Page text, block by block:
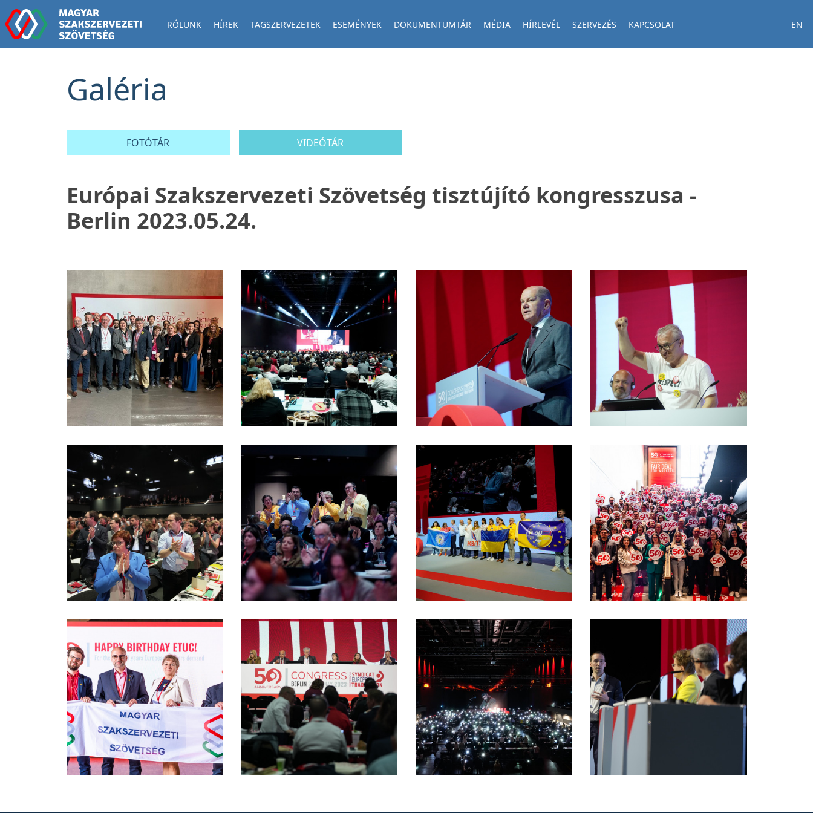
RÓLUNK HÍREK TAGSZERVEZETEK ESEMÉNYEK DOKUMENTUMTÁR MÉDIA HÍRLEVÉL SZERVEZÉS KAPCSOLAT EN
Galéria
FOTÓTÁR VIDEÓTÁR
Európai Szakszervezeti Szövetség tisztújító kongresszusa -
Berlin 2023.05.24.